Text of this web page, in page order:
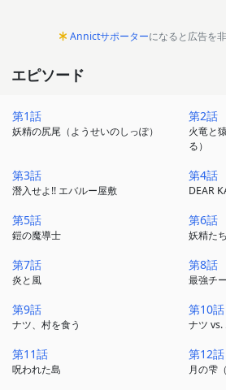
Annictサポーターになると広告を
エピソード
第1話
妖精の尻尾（ようせいのしっぽ）
第2話
火竜と
る）
第3話
潛入せよ!! エバルー屋敷
第4話
DEAR
第5話
鎧の魔導士
第6話
妖精た
第7話
炎と風
第8話
最強チ
第9話
ナツ、村を食う
第10話
ナツ vs.
第11話
呪われた島
第12話
月の雫